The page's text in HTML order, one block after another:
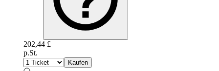
202,44 £
p.St.
Kaufen